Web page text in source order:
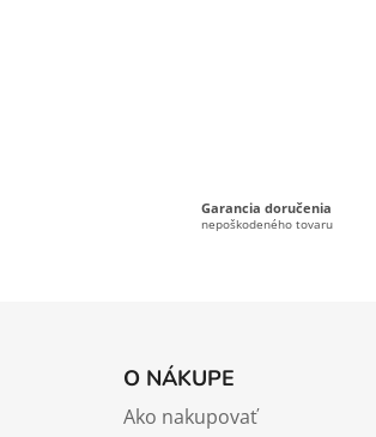
Garancia doručenia
nepoškodeného tovaru
O NÁKUPE
Ako nakupovať